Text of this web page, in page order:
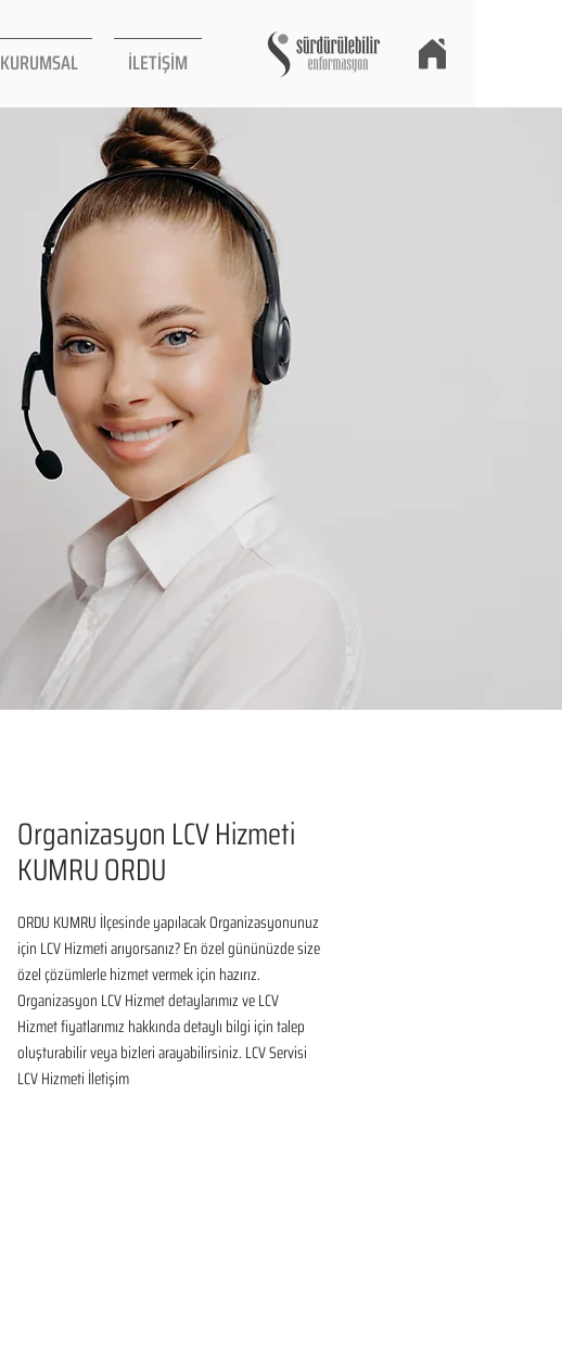
KURUMSAL İLETİŞİM
Organizasyon LCV Hizmeti
KUMRU ORDU
ORDU KUMRU İlçesinde yapılacak Organizasyonunuz
için LCV Hizmeti arıyorsanız? En özel gününüzde size
özel çözümlerle hizmet vermek için hazırız.
Organizasyon LCV Hizmet detaylarımız ve LCV
Hizmet fiyatlarımız hakkında detaylı bilgi için talep
oluşturabilir veya bizleri arayabilirsiniz. LCV Servisi
LCV Hizmeti İletişim